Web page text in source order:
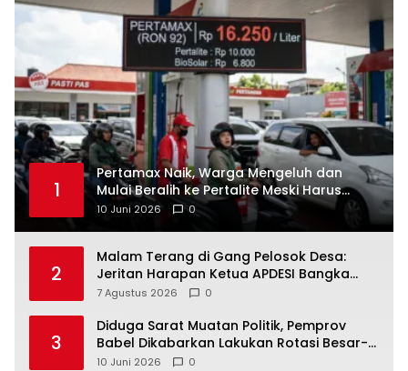
1
‎Pertamax Naik, Warga Mengeluh dan
Mulai Beralih ke Pertalite Meski Harus
10 Juni 2026 0
2
Malam Terang di Gang Pelosok Desa:
Jeritan Harapan Ketua APDESI Bangka
Tengah untuk PLN Babel
7 Agustus 2026 0
3
‎Diduga Sarat Muatan Politik, Pemprov
Babel Dikabarkan Lakukan Rotasi Besar-
10 Juni 2026 0